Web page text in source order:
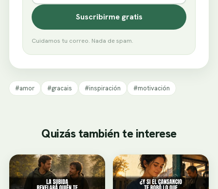
Suscribirme gratis
Cuidamos tu correo. Nada de spam.
#amor #gracais #inspiración #motivación
Quizás también te interese